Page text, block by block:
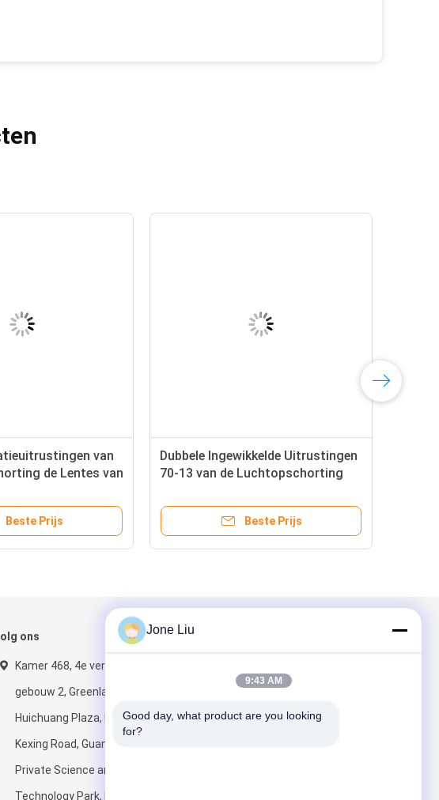
van
de Lentes van
212mm Hoogte
Beste Prijs
Dubbele Ingewikkelde Uitrustingen
70-13 van de Luchtopschorting
Beste Prijs
ons
Kamer 468, 4e verdieping,
gebouw 2, Greenland
Huichuang Plaza, No. 6
Kexing Road, Guangzhou
Private Science and
Technology Park, No. 1633
Mail ons
Jone Liu
9:43 AM
Good day, what product are you looking
for?